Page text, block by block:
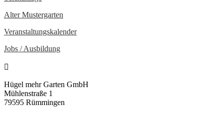
Alter Mustergarten
Veranstaltungs­kalender
Jobs / Ausbildung

Hügel mehr Garten GmbH
Mühlenstraße 1
79595 Rümmingen